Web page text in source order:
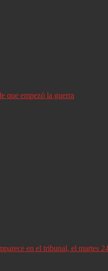
que empezó la guerra